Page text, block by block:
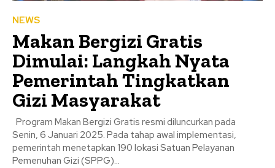
NEWS
Makan Bergizi Gratis
Dimulai: Langkah Nyata
Pemerintah Tingkatkan
Gizi Masyarakat
Program Makan Bergizi Gratis resmi diluncurkan pada
Senin, 6 Januari 2025. Pada tahap awal implementasi,
pemerintah menetapkan 190 lokasi Satuan Pelayanan
Pemenuhan Gizi (SPPG)...